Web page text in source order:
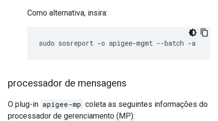
Como alternativa, insira:
sudo sosreport -o apigee-mgmt --batch -a
processador de mensagens
O plug-in apigee-mp coleta as seguintes informações do
processador de gerenciamento (MP):